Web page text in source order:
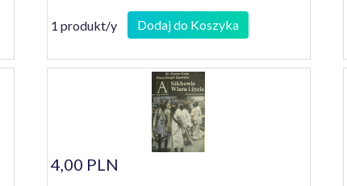
1 produkt/y Dodaj do Koszyka
4,00 PLN